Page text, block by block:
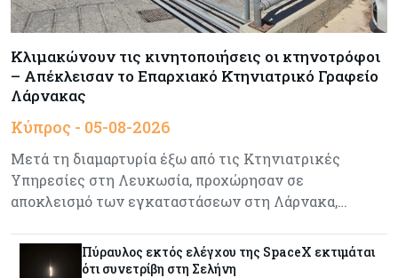
Κύπρος 05-08-2026
640 περισσότεροι άνεργοι σε σχέση με πέρσι
Κόσμος
off, όπως το 1987
Τουρισμός 05-08-2026
Εκτός των «καυτών σημείων» καθυστερήσεων
η Κύπρος, λέει το ΤΠΑ
Κλιμακώνουν τις κινητοποιήσεις οι κτηνοτρόφοι
– Απέκλεισαν το Επαρχιακό Κτηνιατρικό Γραφείο
Λάρνακας
Κύπρος - 05-08-2026
Μετά τη διαμαρτυρία έξω από τις Κτηνιατρικές
Υπηρεσίες στη Λευκωσία, προχώρησαν σε
αποκλεισμό των εγκαταστάσεων στη Λάρνακα,…
Πύραυλος εκτός ελέγχου της SpaceX εκτιμάται
ότι συνετρίβη στη Σελήνη